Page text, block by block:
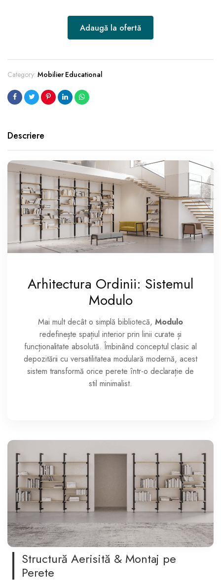
Adaugă la ofertă
Category: Mobilier Educational
Descriere
Arhitectura Ordinii: Sistemul
Modulo
Mai mult decât o simplă bibliotecă,Modulo
redefinește spațiul interior prin linii curate și
funcționalitate absolută. Îmbinând conceptul clasic al
depozitării cu versatilitatea modulară modernă, acest
sistem transformă orice perete într-o declarație de
stil minimalist.
Structură Aerisită & Montaj pe
Perete